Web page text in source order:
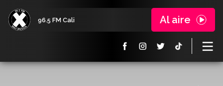
96.5 FM Cali Al aire